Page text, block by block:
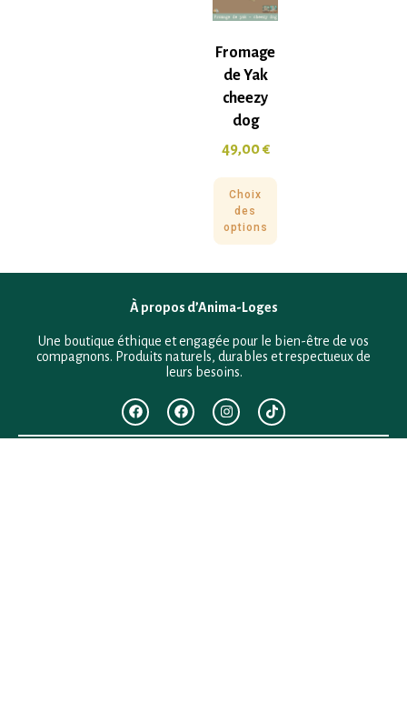
Fromage
de Yak
cheezy
dog
49,00€
Choix
des
options
À propos d’Anima-Loges
Une boutique éthique et engagée pour le bien-être de vos
compagnons. Produits naturels, durables et respectueux de
leurs besoins.